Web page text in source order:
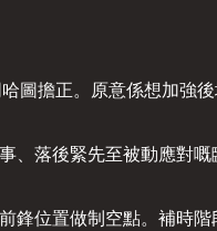
圖擔正。原意係想加強
、落後緊先至被動應對
鋒位置做制空點。補時